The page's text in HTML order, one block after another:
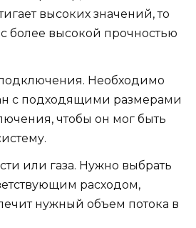
высоких значений, то
более высокой прочностью
Необходимо
с подходящими размерами
чтобы он мог быть
или газа. Нужно выбрать
расходом,
нужный объем потока в